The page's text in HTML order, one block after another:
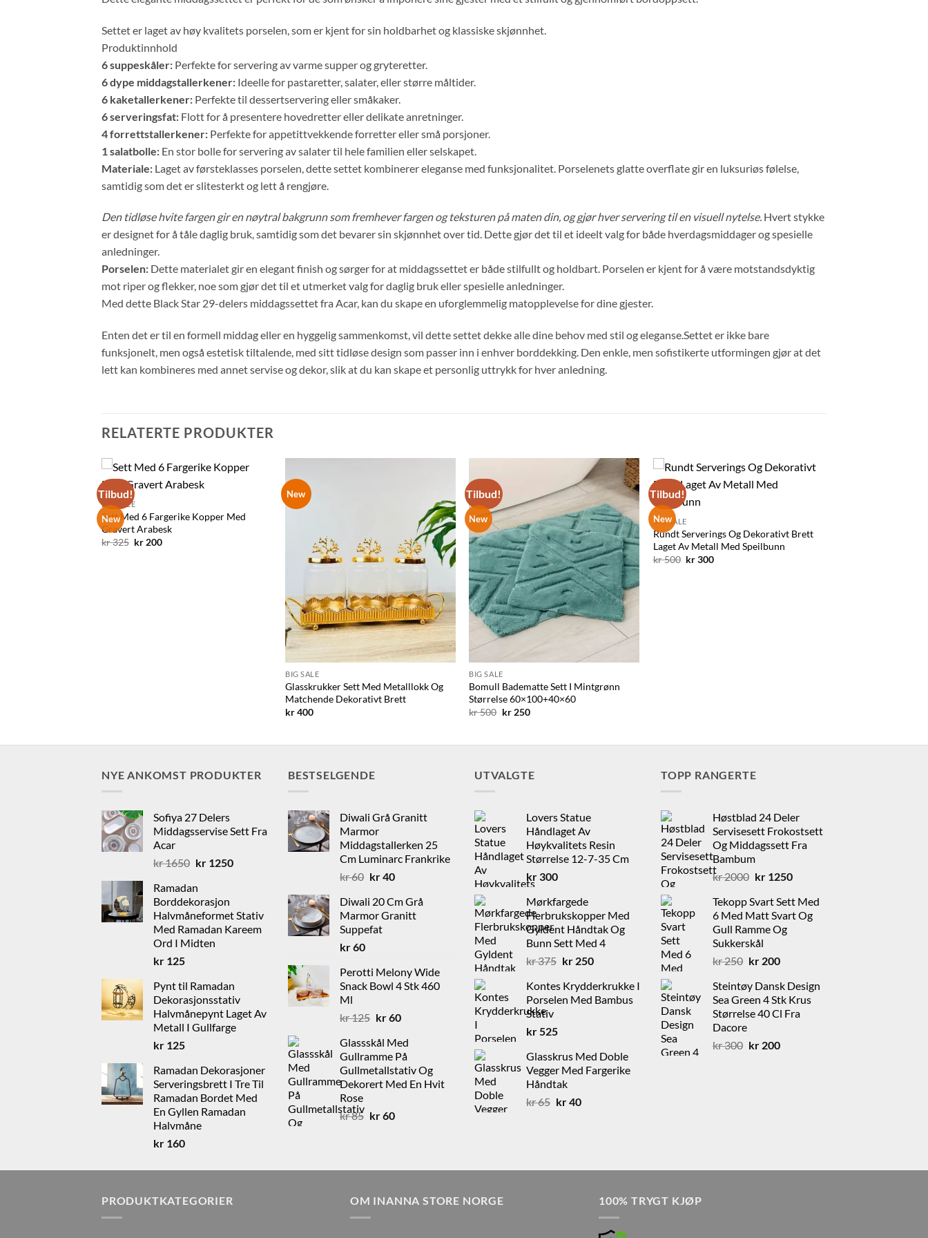
Settet er laget av høy kvalitets porselen, som er kjent for sin holdbarhet og klassiske skjønnhet.
Produktinnhold
6 suppeskåler: Perfekte for servering av varme supper og gryteretter.
6 dype middagstallerkener: Ideelle for pastaretter, salater, eller større måltider.
6 kaketallerkener: Perfekte til dessertservering eller småkaker.
6 serveringsfat: Flott for å presentere hovedretter eller delikate anretninger.
4 forrettstallerkener: Perfekte for appetittvekkende forretter eller små porsjoner.
1 salatbolle: En stor bolle for servering av salater til hele familien eller selskapet.
Materiale: Laget av førsteklasses porselen, dette settet kombinerer eleganse med funksjonalitet. Porselenets glatte overflate gir en luksuriøs følelse,
samtidig som det er slitesterkt og lett å rengjøre.
Den tidløse hvite fargen gir en nøytral bakgrunn som fremhever fargen og teksturen på maten din, og gjør hver servering til en visuell nytelse. Hvert stykke
er designet for å tåle daglig bruk, samtidig som det bevarer sin skjønnhet over tid. Dette gjør det til et ideelt valg for både hverdagsmiddager og spesielle
anledninger.
Porselen: Dette materialet gir en elegant finish og sørger for at middagssettet er både stilfullt og holdbart. Porselen er kjent for å være motstandsdyktig
mot riper og flekker, noe som gjør det til et utmerket valg for daglig bruk eller spesielle anledninger.
Med dette Black Star 29-delers middagssettet fra Acar, kan du skape en uforglemmelig matopplevelse for dine gjester.
Enten det er til en formell middag eller en hyggelig sammenkomst, vil dette settet dekke alle dine behov med stil og eleganse.Settet er ikke bare
funksjonelt, men også estetisk tiltalende, med sitt tidløse design som passer inn i enhver borddekking. Den enkle, men sofistikerte utformingen gjør at det
lett kan kombineres med annet servise og dekor, slik at du kan skape et personlig uttrykk for hver anledning.
RELATERTE PRODUKTER
Tilbud!
New
BIG SALE
Sett Med 6 Fargerike Kopper Med
Gravert Arabesk
kr325 Opprinnelig
kr200Nåværende
New
ønskelisten
BIG SALE
Glasskrukker Sett Med Metalllokk Og
Matchende Dekorativt Brett
kr400
Tilbud!
New
Legg til
ønskelisten
BIG SALE
Bomull Badematte Sett I Mintgrønn
Størrelse 60×100+40×60
kr500 Opprinnelig
kr250Nåværende
Tilbud!
New
BIG SALE
Rundt Serverings Og Dekorativt Brett
Laget Av Metall Med Speilbunn
kr500 Opprinnelig
kr300Nåværende
NYE ANKOMST PRODUKTER
Sofiya 27 Delers
Middagsservise Sett Fra
Acar
kr1650 Opprinnelig
var:
kr 1650.
kr1250Nåværende
Ramadan
Borddekorasjon
Halvmåneformet Stativ
Med Ramadan Kareem
Ord I Midten
kr 125
Pynt til Ramadan
Dekorasjonsstativ
Halvmånepynt Laget Av
Metall I Gullfarge
kr 125
Ramadan Dekorasjoner
Serveringsbrett I Tre Til
Ramadan Bordet Med
En Gyllen Ramadan
Halvmåne
kr 160
BESTSELGENDE
Diwali Grå Granitt
Marmor
Middagstallerken 25
Cm Luminarc Frankrike
kr60 Opprinnelig
var:
kr 60.
kr40Nåværende
er:
kr 40.
Diwali 20 Cm Grå
Marmor Granitt
Suppefat
kr60
Perotti Melony Wide
Snack Bowl 4 Stk 460
Ml
kr125 Opprinnelig
var:
kr 125.
kr60Nåværende
er:
kr 60.
Glassskål Med
Gullramme På
Gullmetallstativ Og
Dekorert Med En Hvit
Rose
kr85 Opprinnelig
kr60Nåværende
UTVALGTE
Lovers Statue
Håndlaget Av
Høykvalitets Resin
Størrelse 12-7-35 Cm
kr 300
Mørkfargede
Flerbrukskopper Med
Gyldent Håndtak Og
Bunn Sett Med 4
kr375 Opprinnelig
var:
kr 375.
kr250Nåværende
er:
kr 250.
Kontes Krydderkrukke I
Porselen Med Bambus
Stativ
kr525
Glasskrus Med Doble
Vegger Med Fargerike
Håndtak
kr65 Opprinnelig
kr40Nåværende
TOPP RANGERTE
Høstblad 24 Deler
Servisesett Frokostsett
Og Middagssett Fra
Bambum
kr2000 Opprinnelig
var:
kr 2000.
kr1250Nåværende
er:
kr 1250.
Tekopp Svart Sett Med
6 Med Matt Svart Og
Gull Ramme Og
Sukkerskål
kr250 Opprinnelig
var:
kr 250.
kr200Nåværende
er:
kr 200.
Steintøy Dansk Design
Sea Green 4 Stk Krus
Størrelse 40 Cl Fra
Dacore
kr300 Opprinnelig
kr200Nåværende
PRODUKTKATEGORIER OM INANNA STORE NORGE 100% TRYGT KJØP